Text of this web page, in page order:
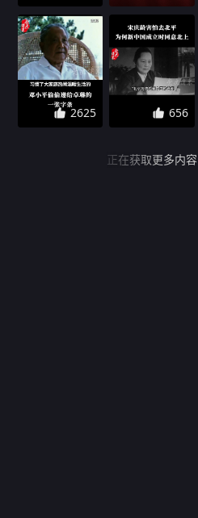
2625 656
正在获取更多内容